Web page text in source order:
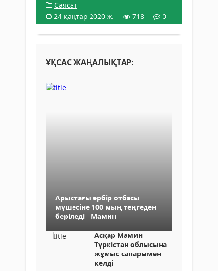
Саясат
24 қаңтар 2020 ж.
718 0
ҰҚСАС ЖАҢАЛЫҚТАР:
Арыстағы әрбір отбасы
мүшесіне 100 мың теңгеден
беріледі - Мамин
Асқар Мамин
Түркістан облысына
жұмыс сапарымен
келді